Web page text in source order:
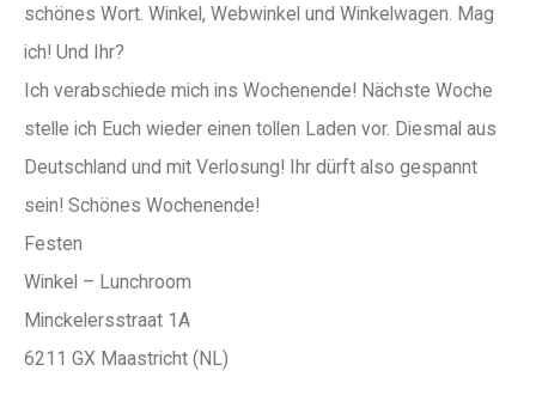
schönes Wort. Winkel, Webwinkel und Winkelwagen. Mag
ich! Und Ihr?
Ich verabschiede mich ins Wochenende! Nächste Woche
stelle ich Euch wieder einen tollen Laden vor. Diesmal aus
Deutschland und mit Verlosung! Ihr dürft also gespannt
sein! Schönes Wochenende!
Festen
Winkel – Lunchroom
Minckelersstraat 1A
6211 GX Maastricht (NL)